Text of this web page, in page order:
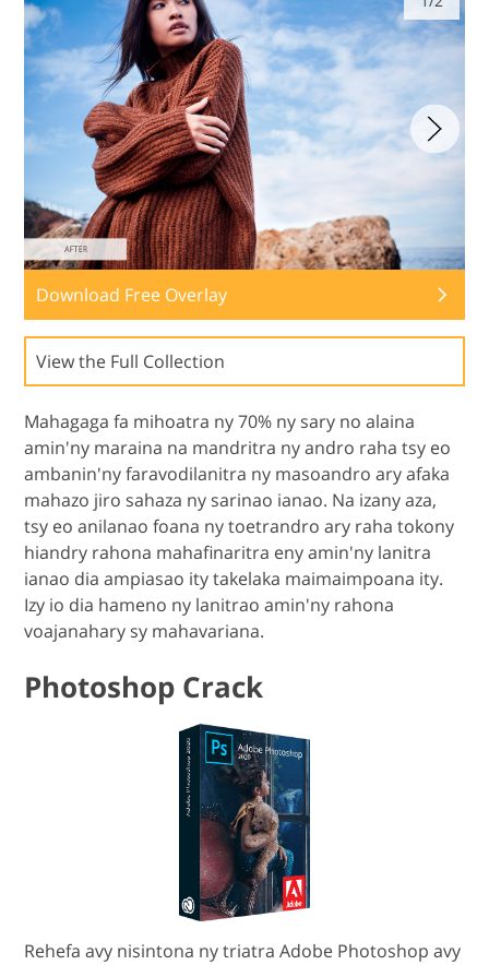
Download Free Overlay
View the Full Collection
Mahagaga fa mihoatra ny 70% ny sary no alaina
amin'ny maraina na mandritra ny andro raha tsy eo
ambanin'ny faravodilanitra ny masoandro ary afaka
mahazo jiro sahaza ny sarinao ianao. Na izany aza,
tsy eo anilanao foana ny toetrandro ary raha tokony
hiandry rahona mahafinaritra eny amin'ny lanitra
ianao dia ampiasao ity takelaka maimaimpoana ity.
Izy io dia hameno ny lanitrao amin'ny rahona
voajanahary sy mahavariana.
Photoshop Crack
Rehefa avy nisintona ny triatra Adobe Photoshop avy